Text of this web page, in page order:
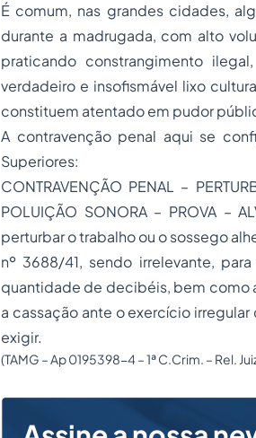
É comum, nas grandes cidades,
durante a madrugada, com alto
praticando constrangimento
verdadeiro e insofismável lixo
constituem atentado em pudor
A contravenção penal aqui se
Superiores:
CONTRAVENÇÃO PENAL –
POLUIÇÃO SONORA – PROVA –
perturbar o trabalho ou o sossego
nº 3688/41, sendo irrelevante,
quantidade de decibéis, bem como
a cassação ante o exercício
exigir.
(TAMG – Ap 0195398-4 – 1ª C.Crim. – Rel.